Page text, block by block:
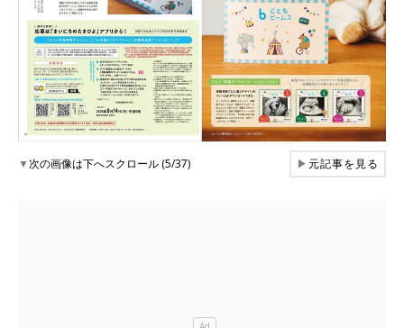
▼次の画像は下へスクロール (5/37) ▶元記事を見る